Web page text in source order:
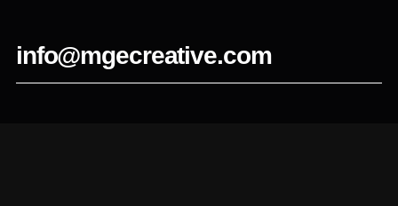
info@mgecreative.com